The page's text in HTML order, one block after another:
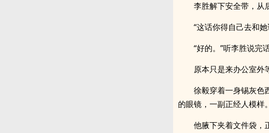
李胜解下安全带，从
“这话你得自己去和
“好的。”听李胜说完
原本只是来办公室外
徐毅穿着一身锡灰色
的眼镜，一副正经人模样。
他腋下夹着文件袋，